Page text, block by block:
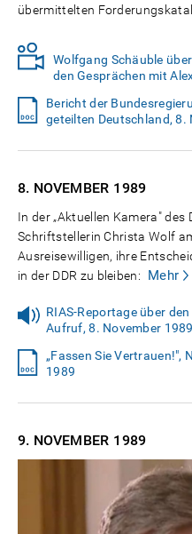
übermittelten
Wolfgang Schäuble
den Gesprächen mit
Bericht der
geteilten Deutschland, 8.
8. NOVEMBER 1989
In der „Aktuellen Kamera"
Schriftstellerin Christa Wolf
Ausreisewilligen, ihre
in der DDR zu bleiben:
Mehr
RIAS-Reportage über
Aufruf, 8. November 1989
„Fassen Sie Vertrauen!",
1989
9. NOVEMBER 1989